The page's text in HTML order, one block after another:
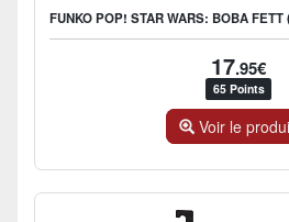
17.95€
65 Points
Voir le